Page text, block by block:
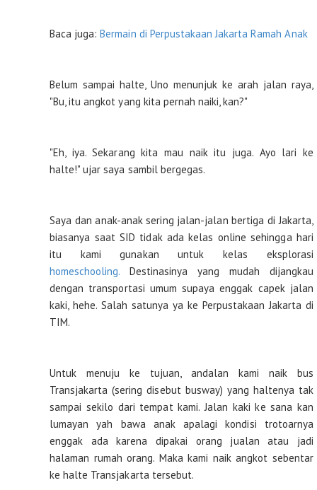
Baca juga:Bermain di Perpustakaan Jakarta Ramah Anak
Belum sampai halte, Uno menunjuk ke arah jalan raya,
"Bu, itu angkot yang kita pernah naiki, kan?"
"Eh, iya. Sekarang kita mau naik itu juga. Ayo lari ke
halte!" ujar saya sambil bergegas.
Saya dan anak-anak sering jalan-jalan bertiga di Jakarta,
biasanya saat SID tidak ada kelas online sehingga hari
itu kami gunakan untuk kelas eksplorasi
homeschooling. Destinasinya yang mudah dijangkau
dengan transportasi umum supaya enggak capek jalan
kaki, hehe. Salah satunya ya ke Perpustakaan Jakarta di
TIM.
Untuk menuju ke tujuan, andalan kami naik bus
Transjakarta (sering disebut busway) yang haltenya tak
sampai sekilo dari tempat kami. Jalan kaki ke sana kan
lumayan yah bawa anak apalagi kondisi trotoarnya
enggak ada karena dipakai orang jualan atau jadi
halaman rumah orang. Maka kami naik angkot sebentar
ke halte Transjakarta tersebut.